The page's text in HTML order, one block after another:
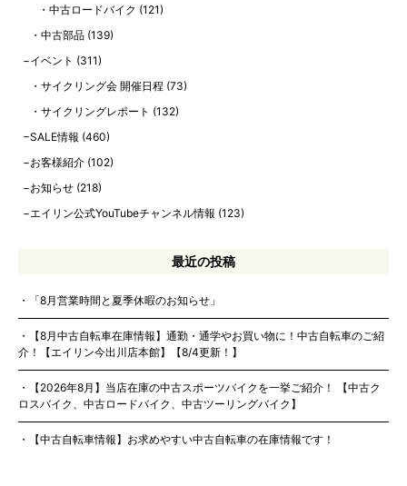
中古ロードバイク (121)
中古部品 (139)
イベント (311)
サイクリング会 開催日程 (73)
サイクリングレポート (132)
SALE情報 (460)
お客様紹介 (102)
お知らせ (218)
エイリン公式YouTubeチャンネル情報 (123)
最近の投稿
「8月営業時間と夏季休暇のお知らせ」
【8月中古自転車在庫情報】通勤・通学やお買い物に！中古自転車のご紹
介！【エイリン今出川店本館】【8/4更新！】
【2026年8月】当店在庫の中古スポーツバイクを一挙ご紹介！ 【中古ク
ロスバイク、中古ロードバイク、中古ツーリングバイク】
【中古自転車情報】お求めやすい中古自転車の在庫情報です！